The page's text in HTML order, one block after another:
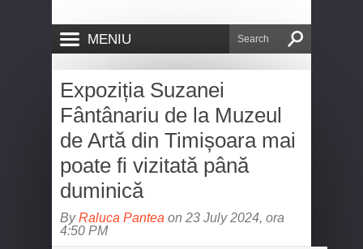
MENIU
Expoziția Suzanei
Fântânariu de la Muzeul
de Artă din Timișoara mai
poate fi vizitată până
duminică
ByRaluca Pantea on 23 July 2024, ora
4:50 PM